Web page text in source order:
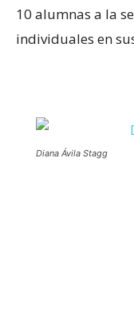
10 alumnas a la
individuales en
Diana Ávila Stagg